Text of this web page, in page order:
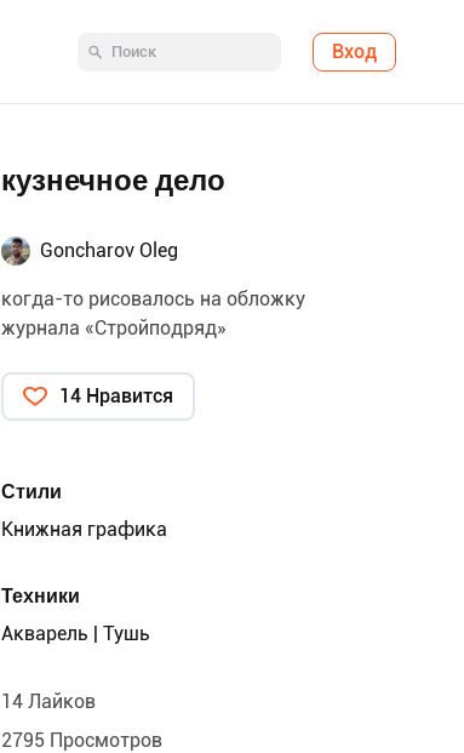
Вход
кузнечное дело
Goncharov Oleg
когда-то рисовалось на обложку
журнала «Стройподряд»
14 Нравится
Стили
Книжная графика
Техники
Акварель | Тушь
14 Лайков
2795 Просмотров